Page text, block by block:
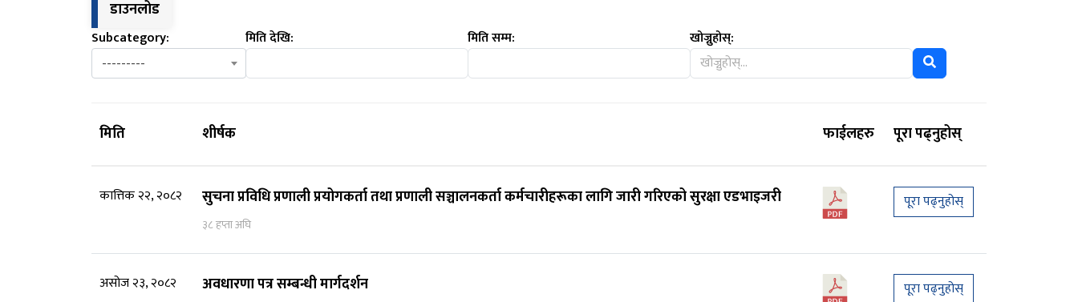
डाउनलोड
Subcategory:
---------
मिति देखि: मिति सम्म: खोज्नुहोस्:
मिति शीर्षक फाईलहरु पूरा पढ्नुहोस्
कात्तिक २२, २०८२ सुचना प्रविधि प्रणाली प्रयोगकर्ता तथा प्रणाली सञ्चालनकर्ता कर्मचारीहरूका लागि जारी गरिएको सुरक्षा एडभाइजरी
३८ हप्ता अघि
पूरा पढ्नुहोस्
असोज २३, २०८२ अवधारणा पत्र सम्बन्धी मार्गदर्शन पूरा पढ्नुहोस्